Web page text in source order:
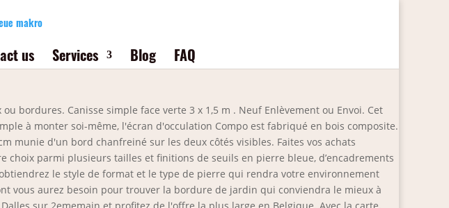
makro
us Services Blog FAQ
bordures. Canisse simple face verte 3 x 1,5 m . Neuf Enlèvement ou Envoi. Cet
à monter soi-même, l'écran d'occulation Compo est fabriqué en bois composite.
munie d'un bord chanfreiné sur les deux côtés visibles. Faites vos achats
parmi plusieurs tailles et finitions de seuils en pierre bleue, d’encadrements
le style de format et le type de pierre qui rendra votre environnement
vous aurez besoin pour trouver la bordure de jardin qui conviendra le mieux à